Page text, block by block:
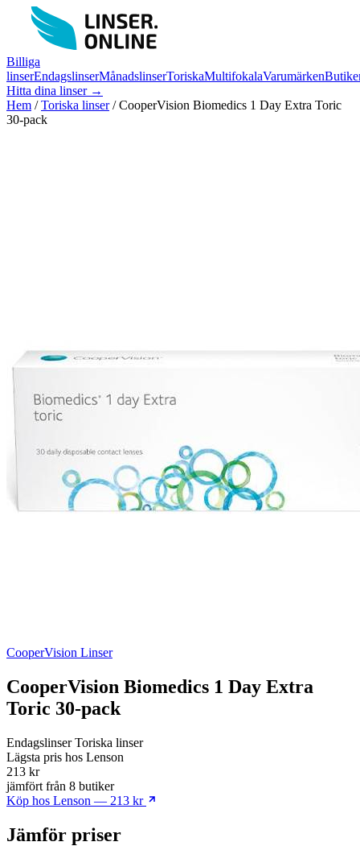
Billiga
linserEndagslinserMånadslinserToriskaMultifokalaVarumärken
Hitta dina linser →
Hem / Toriska linser / CooperVision Biomedics 1 Day Extra Toric
30-pack
CooperVision Linser
CooperVision Biomedics 1 Day Extra
Toric 30-pack
Endagslinser Toriska linser
Lägsta pris hos Lenson
213 kr
jämfört från 8 butiker
Köp hos Lenson — 213 kr
Jämför priser